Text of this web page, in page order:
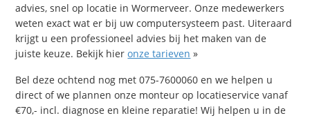
advies, snel op locatie in Wormerveer. Onze medewerkers
weten exact wat er bij uw computersysteem past. Uiteraard
krijgt u een professioneel advies bij het maken van de
juiste keuze. Bekijk hieronze tarieven »
Bel deze ochtend nog met 075-7600060 en we helpen u
direct of we plannen onze monteur op locatieservice vanaf
€70,- incl. diagnose en kleine reparatie! Wij helpen u in de